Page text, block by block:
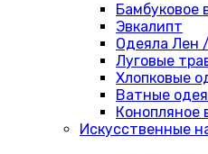
Бамбуковое
Эвкалипт
Одеяла Лен
Луговые
Хлопковые
Ватные
Конопляное
Искусственные